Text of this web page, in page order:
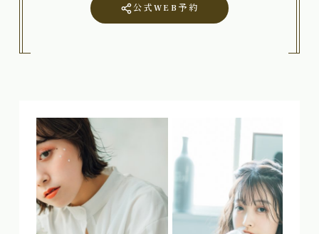
公式WEB予約